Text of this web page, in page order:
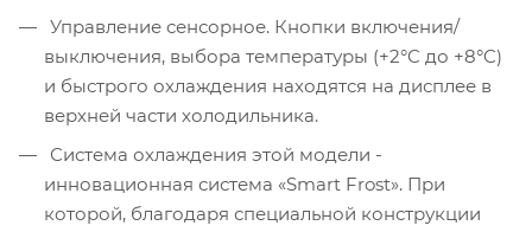
Управление сенсорное. Кнопки включения/
выключения, выбора температуры (+2°C до +8°C)
и быстрого охлаждения находятся на дисплее в
верхней части холодильника.
Система охлаждения этой модели -
инновационная система «Smart Frost». При
которой, благодаря специальной конструкции